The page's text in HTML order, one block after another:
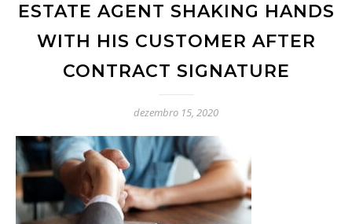
ESTATE AGENT SHAKING HANDS
WITH HIS CUSTOMER AFTER
CONTRACT SIGNATURE
dezembro 15, 2020